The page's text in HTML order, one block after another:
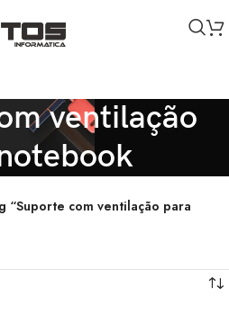
ventilação
“Suporte com ventilação para